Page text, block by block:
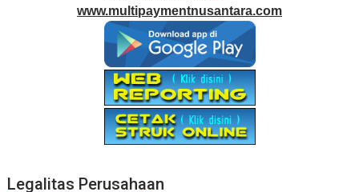
www.multipaymentnusantara.com
Legalitas Perusahaan